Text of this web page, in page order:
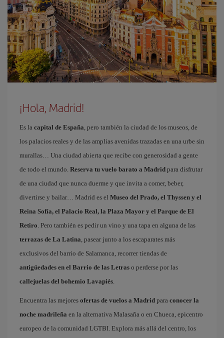
¡Hola, Madrid!
Es la capital de España, pero también la ciudad de los museos, de
los palacios reales y de las amplias avenidas trazadas en una urbe sin
murallas… Una ciudad abierta que recibe con generosidad a gente
de todo el mundo. Reserva tu vuelo barato a Madrid para disfrutar
de una ciudad que nunca duerme y que invita a comer, beber,
divertirse y bailar… Madrid es el Museo del Prado, el Thyssen y el
Reina Sofía, el Palacio Real, la Plaza Mayor y el Parque de El
Retiro. Pero también es pedir un vino y una tapa en alguna de las
terrazas de La Latina, pasear junto a los escaparates más
exclusivos del barrio de Salamanca, recorrer tiendas de
antigüedades en el Barrio de las Letras o perderse por las
callejuelas del bohemio Lavapiés.
Encuentra las mejores ofertas de vuelos a Madrid para conocer la
noche madrileña en la alternativa Malasaña o en Chueca, epicentro
europeo de la comunidad LGTBI. Explora más allá del centro, los